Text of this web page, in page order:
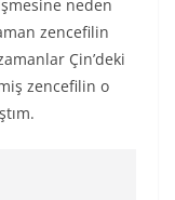
neden
zencefilin
Çin’deki
zencefilin o